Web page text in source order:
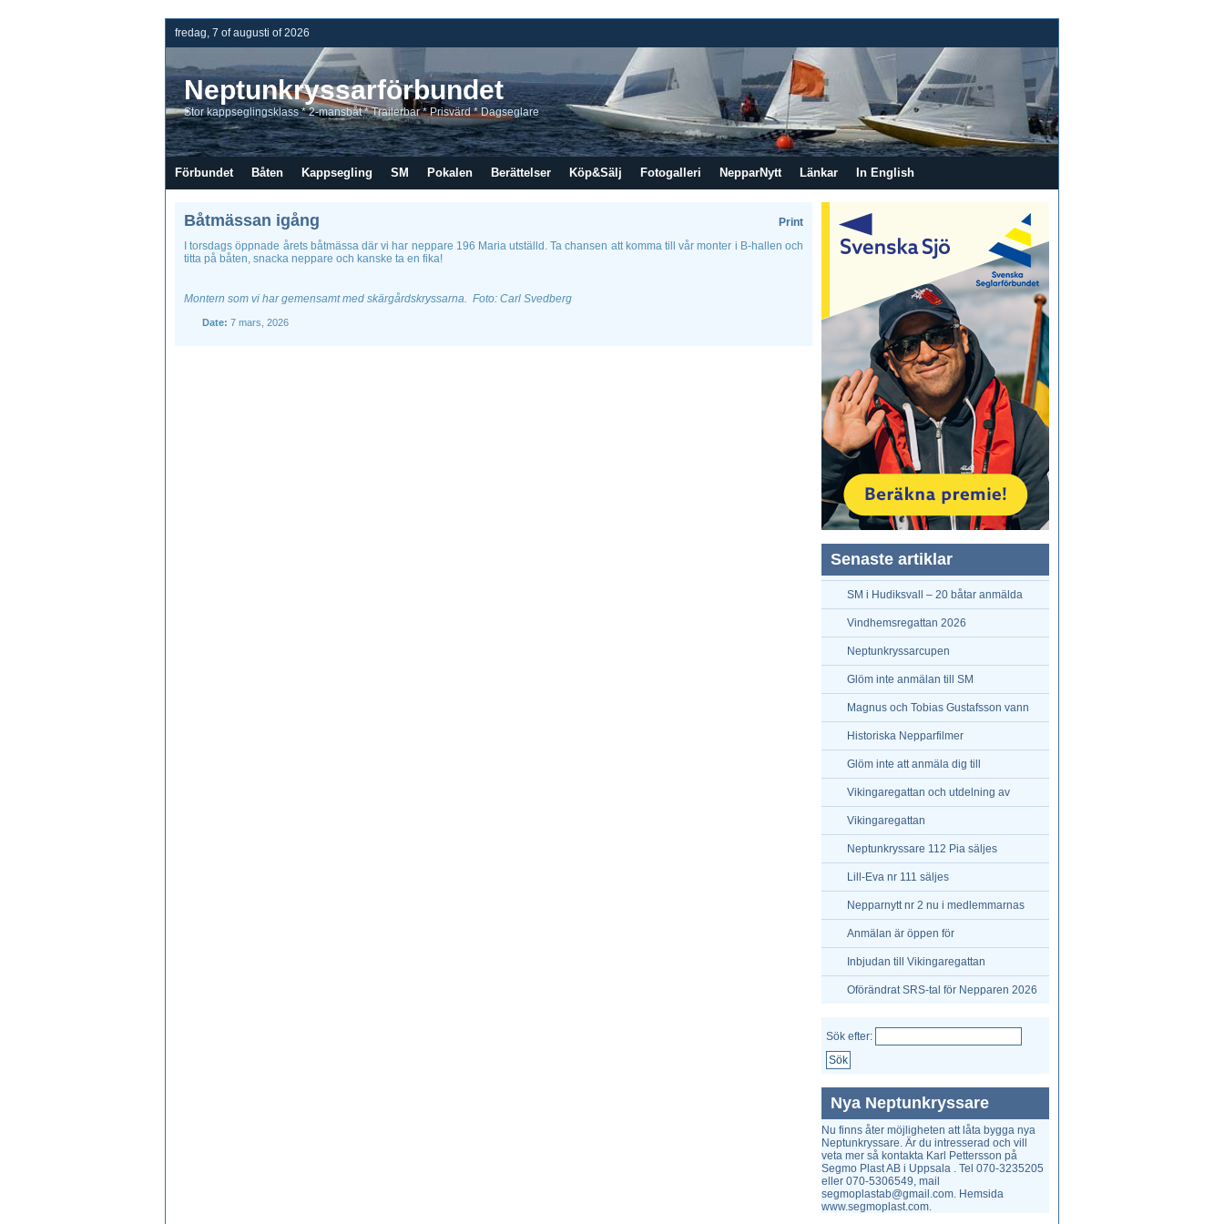
fredag, 7 of augusti of 2026
Neptunkryssarförbundet
Stor kappseglingsklass * 2-mansbåt * Trailerbar * Prisvärd * Dagseglare
Förbundet Båten Kappsegling SM Pokalen Berättelser Köp&Sälj Fotogalleri NepparNytt Länkar In English
Senaste artiklar
SM i Hudiksvall – 20 båtar anmälda
hittills
Vindhemsregattan 2026
Neptunkryssarcupen
Glöm inte anmälan till SM
Magnus och Tobias Gustafsson vann
Neptunkryssarpokalen
Historiska Nepparfilmer
Glöm inte att anmäla dig till
Neptunkryssarpokalen
Vikingaregattan och utdelning av
vandringspris
Vikingaregattan
Neptunkryssare 112 Pia säljes
Lill-Eva nr 111 säljes
Nepparnytt nr 2 nu i medlemmarnas
brevlådor
Anmälan är öppen för
Neptunkryssarpokalen i Uppsala
Inbjudan till Vikingaregattan
Oförändrat SRS-tal för Nepparen 2026
Sök efter:
Nya Neptunkryssare
Nu finns åter möjligheten att låta bygga nya
Neptunkryssare. Är du intresserad och vill
veta mer så kontakta Karl Pettersson på
Segmo Plast AB i Uppsala . Tel 070-3235205
eller 070-5306549, mail
segmoplastab@gmail.com. Hemsida
www.segmoplast.com.
Print
Båtmässan igång
I torsdags öppnade årets båtmässa där vi har neppare 196 Maria utställd. Ta chansen att komma till vår monter i B-hallen och
titta på båten, snacka neppare och kanske ta en fika!
Montern som vi har gemensamt med skärgårdskryssarna. Foto: Carl Svedberg
Date: 7 mars, 2026